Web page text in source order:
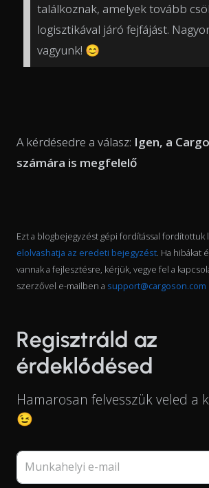
találkoznak, amelyek tovább
logisztikával járó fejfájást.
vagyunk! 😊
A kérdésedre a válasz: Igen, a
számára is megfelelő
Ezt a blogbejegyzést gépi fordítással fordítottuk
elolvashatja az eredeti bejegyzést. Ha hibákat
vannak a fejlesztésre, kérjük, vegye fel a
szerzővel e-mailben a support@cargoson.com
Regisztráld az
érdeklődésed
Hamarosan felvesszük veled a
😉
Munkahelyi e-mail